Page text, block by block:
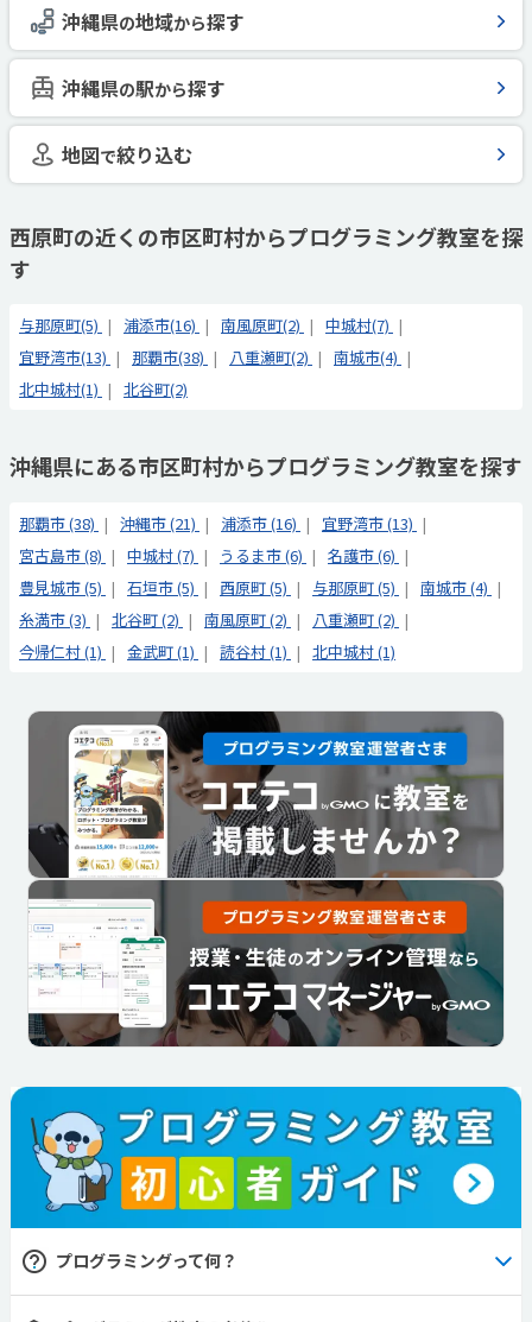
沖縄県の地域から探す
沖縄県の駅から探す
地図で絞り込む
西原町の近くの市区町村からプログラミング教室を探
す
与那原町(5) 浦添市(16) 南風原町(2)
中城村(7)
宜野湾市(13)
那覇市(38) 八重瀬町(2)
南城市(4)
北中城村(1)
北谷町(2)
沖縄県にある市区町村からプログラミング教室を探す
那覇市 (38) 沖縄市 (21) 浦添市 (16)
宜野湾市 (13)
宮古島市 (8)
中城村 (7) うるま市 (6)
名護市 (6)
豊見城市 (5)
石垣市 (5) 西原町 (5) 与那原町 (5)
南城市 (4)
糸満市 (3)
北谷町 (2) 南風原町 (2)
八重瀬町 (2)
今帰仁村 (1)
金武町 (1) 読谷村 (1) 北中城村 (1)
プログラミングって何？